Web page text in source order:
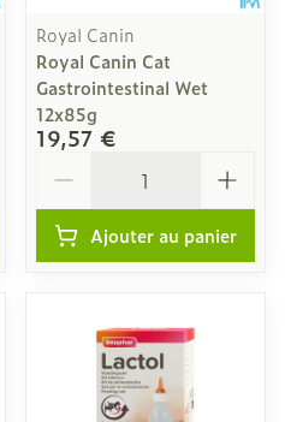
Royal Canin
Royal Canin Cat
Gastrointestinal Wet
12x85g
19,57 €
Ajouter au panier